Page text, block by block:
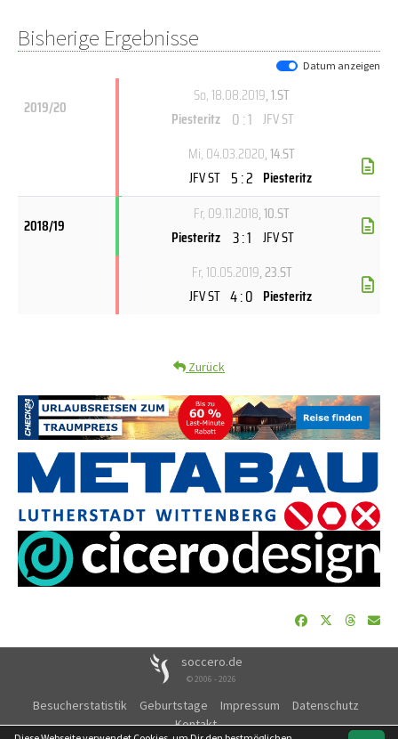
Bisherige Ergebnisse
Datum anzeigen
2019/20
So, 18.08.2019, 1.ST
Piesteritz 0 : 1 JFV ST
Mi, 04.03.2020, 14.ST
JFV ST 5 : 2 Piesteritz
2018/19
Fr, 09.11.2018, 10.ST
Piesteritz 3 : 1 JFV ST
Fr, 10.05.2019, 23.ST
JFV ST 4 : 0 Piesteritz
Zurück
soccero.de
© 2006 - 2026
Besucherstatistik Geburtstage Impressum
Datenschutz
Kontakt